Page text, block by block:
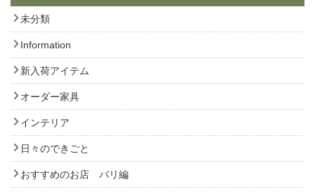
未分類
Information
新入荷アイテム
オーダー家具
インテリア
日々のできごと
おすすめのお店 バリ編